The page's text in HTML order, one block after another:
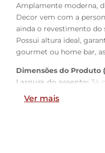
Amplamente moderna,
Decor vem com a
ainda o revestimento do
Possui altura ideal,
gourmet ou home bar,
Dimensões do Produto
Largura do assento: 34
Características:
Ver mais